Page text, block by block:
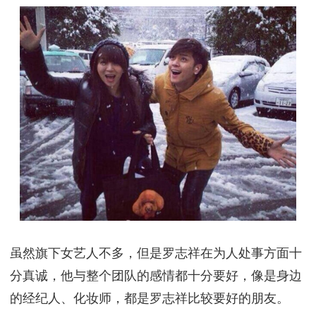
虽然旗下女艺人不多，但是罗志祥在为人处事方面十
分真诚，他与整个团队的感情都十分要好，像是身边
的经纪人、化妆师，都是罗志祥比较要好的朋友。